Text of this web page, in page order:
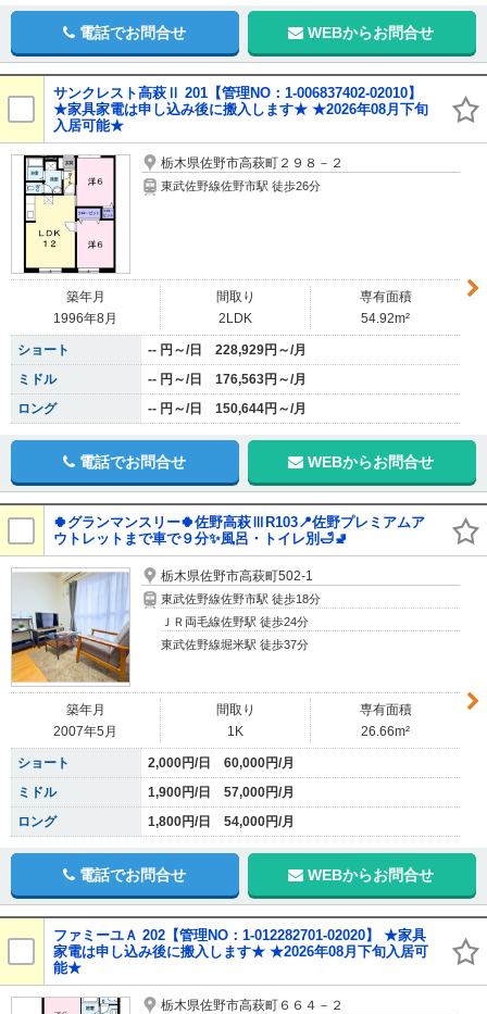
電話でお問合せ WEBからお問合せ
サンクレスト高萩Ⅱ 201【管理NO：1-006837402-02010】
★家具家電は申し込み後に搬入します★ ★2026年08月下旬
入居可能★
栃木県佐野市高萩町２９８－２
東武佐野線佐野市駅 徒歩26分
築年月
1996年8月
間取り
2LDK
専有面積
54.92m²
ショート
-- 円～/日 228,929円～/月
ミドル
-- 円～/日 176,563円～/月
ロング
-- 円～/日 150,644円～/月
電話でお問合せ WEBからお問合せ
🍀グランマンスリー🍀佐野高萩ⅢR103📍佐野プレミアムア
ウトレットまで車で９分✨風呂・トイレ別🛁🚽
栃木県佐野市高萩町502-1
東武佐野線佐野市駅 徒歩18分
ＪＲ両毛線佐野駅 徒歩24分
東武佐野線堀米駅 徒歩37分
築年月
2007年5月
間取り
1K
専有面積
26.66m²
ショート
2,000円/日 60,000円/月
ミドル
1,900円/日 57,000円/月
ロング
1,800円/日 54,000円/月
電話でお問合せ WEBからお問合せ
ファミーユＡ 202【管理NO：1-012282701-02020】 ★家具
家電は申し込み後に搬入します★ ★2026年08月下旬入居可
能★
栃木県佐野市高萩町６６４－２